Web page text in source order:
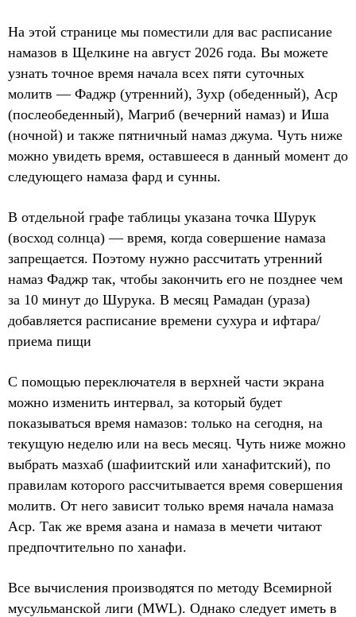
На этой странице мы поместили для вас расписание
намазов в Щелкине на август 2026 года. Вы можете
узнать точное время начала всех пяти суточных
молитв — Фаджр (утренний), Зухр (обеденный), Аср
(послеобеденный), Магриб (вечерний намаз) и Иша
(ночной) и также пятничный намаз джума. Чуть ниже
можно увидеть время, оставшееся в данный момент до
следующего намаза фард и сунны.
В отдельной графе таблицы указана точка Шурук
(восход солнца) — время, когда совершение намаза
запрещается. Поэтому нужно рассчитать утренний
намаз Фаджр так, чтобы закончить его не позднее чем
за 10 минут до Шурука. В месяц Рамадан (ураза)
добавляется расписание времени сухура и ифтара/
приема пищи
С помощью переключателя в верхней части экрана
можно изменить интервал, за который будет
показываться время намазов: только на сегодня, на
текущую неделю или на весь месяц. Чуть ниже можно
выбрать мазхаб (шафиитский или ханафитский), по
правилам которого рассчитывается время совершения
молитв. От него зависит только время начала намаза
Аср. Так же время азана и намаза в мечети читают
предпочтительно по ханафи.
Все вычисления производятся по методу Всемирной
мусульманской лиги (MWL). Однако следует иметь в